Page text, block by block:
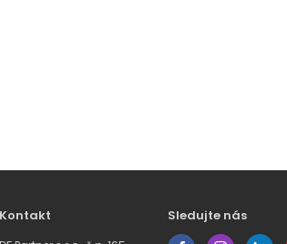
Kontakt Sledujte nás